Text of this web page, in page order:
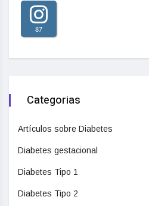
87
Categorias
Artículos sobre Diabetes
Diabetes gestacional
Diabetes Tipo 1
Diabetes Tipo 2